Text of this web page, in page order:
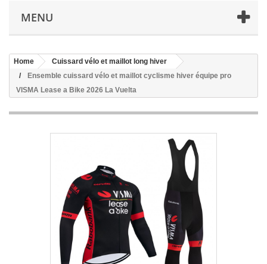
MENU
Home
Cuissard vélo et maillot long hiver
Ensemble cuissard vélo et maillot cyclisme hiver équipe pro
VISMA Lease a Bike 2026 La Vuelta